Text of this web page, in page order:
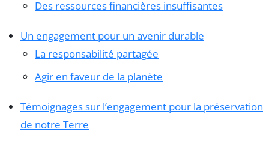
Des ressources financières insuffisantes
Un engagement pour un avenir durable
La responsabilité partagée
Agir en faveur de la planète
Témoignages sur l’engagement pour la préservation
de notre Terre